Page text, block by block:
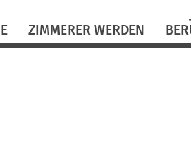
ZIMMERER WERDEN